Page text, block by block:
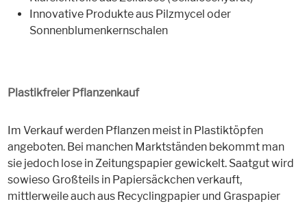
Innovative Produkte aus Pilzmycel oder
Sonnenblumenkernschalen
Plastikfreier Pflanzenkauf
Im Verkauf werden Pflanzen meist in Plastiktöpfen
angeboten. Bei manchen Marktständen bekommt man
sie jedoch lose in Zeitungspapier gewickelt. Saatgut wird
sowieso Großteils in Papiersäckchen verkauft,
mittlerweile auch aus Recyclingpapier und Graspapier